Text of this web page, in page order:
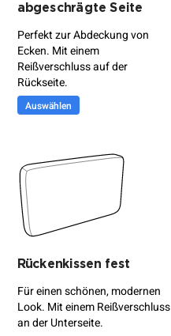
abgeschrägte Seite
Perfekt zur Abdeckung von
Ecken. Mit einem
Reißverschluss auf der
Rückseite.
Auswählen
Rückenkissen fest
Für einen schönen, modernen
Look. Mit einem Reißverschluss
an der Unterseite.